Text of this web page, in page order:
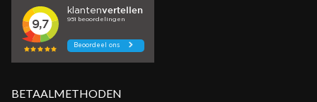
BETAALMETHODEN